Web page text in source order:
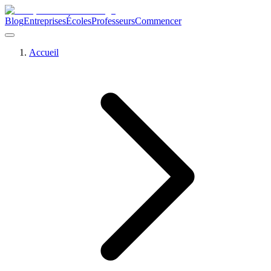
BlogEntreprisesÉcolesProfesseursCommencer
Accueil